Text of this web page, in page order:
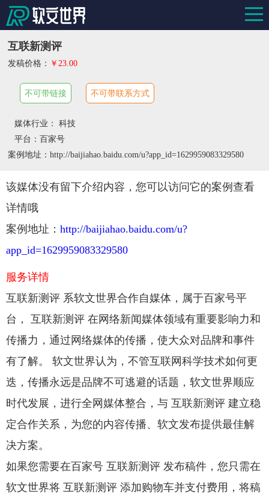
互联新测评
发稿价格： ￥23.00
不可带链接 不可带联系方式
媒体行业： 科技
平台：百家号
案例地址：http://baijiahao.baidu.com/u?app_id=1629959083329580
该媒体没有留下介绍内容，您可以访问它的案例查看
详情哦
案例地址： http://baijiahao.baidu.com/u?
app_id=1629959083329580
服务详情
互联新测评 系软文世界合作自媒体，属于百家号平
台， 互联新测评 在网络新闻媒体领域有重要影响力和
传播力，通过网络媒体的传播，使大众对品牌和事件
有了解。 软文世界认为，不管互联网科学技术如何更
迭，传播永远是品牌不可逃避的话题，软文世界顺应
时代发展，进行全网媒体整合，与 互联新测评 建立稳
定合作关系，为您的内容传播、软文发布提供最佳解
决方案。
如果您需要在百家号 互联新测评 发布稿件，您只需在
软文世界将 互联新测评 添加购物车并支付费用，将稿